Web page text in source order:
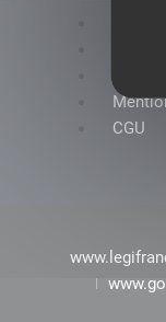
CGU